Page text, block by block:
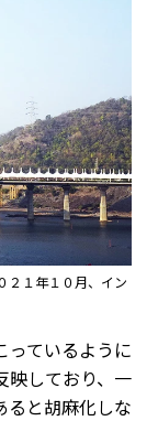
２１年１０月、イン
ているように
映しており、一
ると胡麻化しな